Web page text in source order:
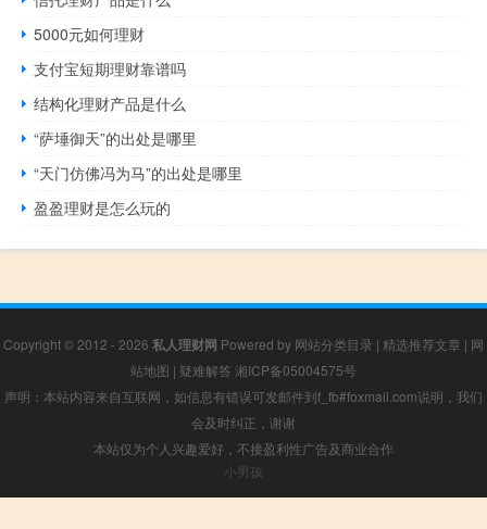
5000元如何理财
支付宝短期理财靠谱吗
结构化理财产品是什么
“萨埵御天”的出处是哪里
“天门仿佛冯为马”的出处是哪里
盈盈理财是怎么玩的
Copyright © 2012 - 2026 私人理财网 Powered by 网站分类目录 | 精选推荐文章 | 网
站地图 | 疑难解答 湘ICP备05004575号
声明：本站内容来自互联网，如信息有错误可发邮件到f_fb#foxmail.com说明，我们
会及时纠正，谢谢
本站仅为个人兴趣爱好，不接盈利性广告及商业合作
小男孩